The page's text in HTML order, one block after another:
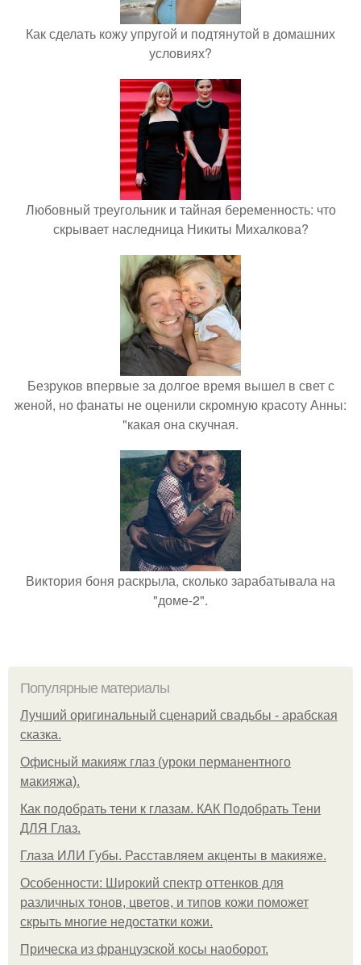
Как сделать кожу упругой и подтянутой в домашних
условиях?
Любовный треугольник и тайная беременность: что
скрывает наследница Никиты Михалкова?
Безруков впервые за долгое время вышел в свет с
женой, но фанаты не оценили скромную красоту Анны:
"какая она скучная.
Виктория боня раскрыла, сколько зарабатывала на
"доме-2".
Популярные материалы
Лучший оригинальный сценарий свадьбы - арабская
сказка.
Офисный макияж глаз (уроки перманентного
макияжа).
Как подобрать тени к глазам. КАК Подобрать Тени
ДЛЯ Глаз.
Глаза ИЛИ Губы. Расставляем акценты в макияже.
Особенности: Широкий спектр оттенков для
различных тонов, цветов, и типов кожи поможет
скрыть многие недостатки кожи.
Прическа из французской косы наоборот.